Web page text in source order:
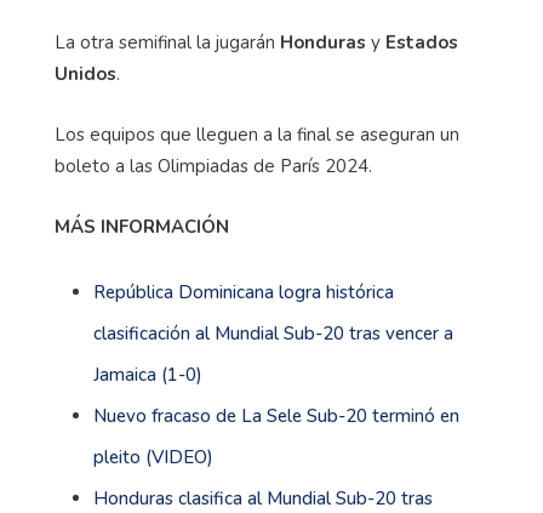
La otra semifinal la jugarán Honduras y Estados
Unidos.
Los equipos que lleguen a la final se aseguran un
boleto a las Olimpiadas de París 2024.
MÁS INFORMACIÓN
República Dominicana logra histórica
clasificación al Mundial Sub-20 tras vencer a
Jamaica (1-0)
Nuevo fracaso de La Sele Sub-20 terminó en
pleito (VIDEO)
Honduras clasifica al Mundial Sub-20 tras